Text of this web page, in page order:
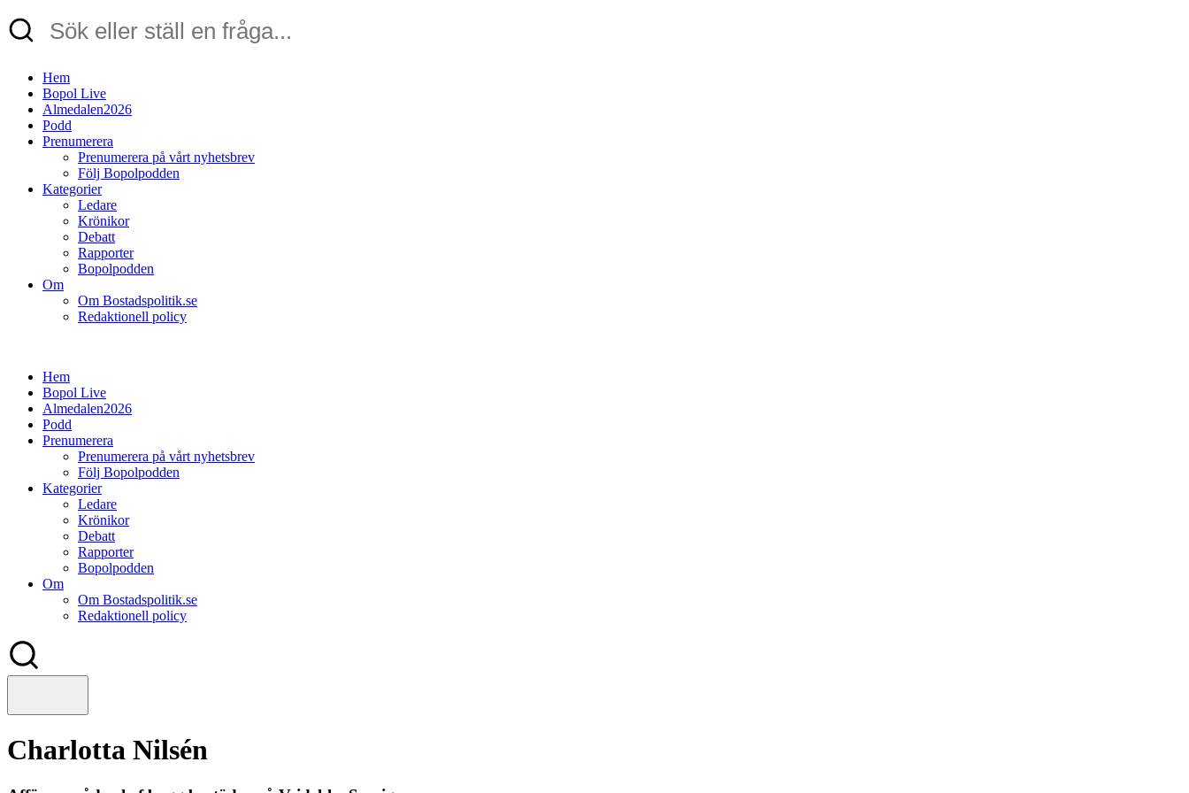
Hem
Bopol Live
Almedalen2026
Podd
Prenumerera
Prenumerera på vårt nyhetsbrev
Följ Bopolpodden
Kategorier
Ledare
Krönikor
Debatt
Rapporter
Bopolpodden
Om
Om Bostadspolitik.se
Redaktionell policy
Hem
Bopol Live
Almedalen2026
Podd
Prenumerera
Prenumerera på vårt nyhetsbrev
Följ Bopolpodden
Kategorier
Ledare
Krönikor
Debatt
Rapporter
Bopolpodden
Om
Om Bostadspolitik.se
Redaktionell policy
Charlotta Nilsén